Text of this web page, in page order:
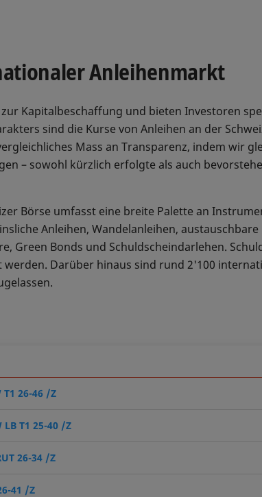
Anleihenmarkt
Kapitalbeschaffung und bieten Investoren
sind die Kurse von Anleihen an der
Mass an Transparenz, indem wir
– sowohl kürzlich erfolgte als auch
Börse umfasst eine breite Palette an
Anleihen, Wandelanleihen,
Green Bonds und Schuldscheindarlehen.
Darüber hinaus sind rund 2'100
T1 26-46 /Z
LB T1 25-40 /Z
26-34 /Z
41 /Z